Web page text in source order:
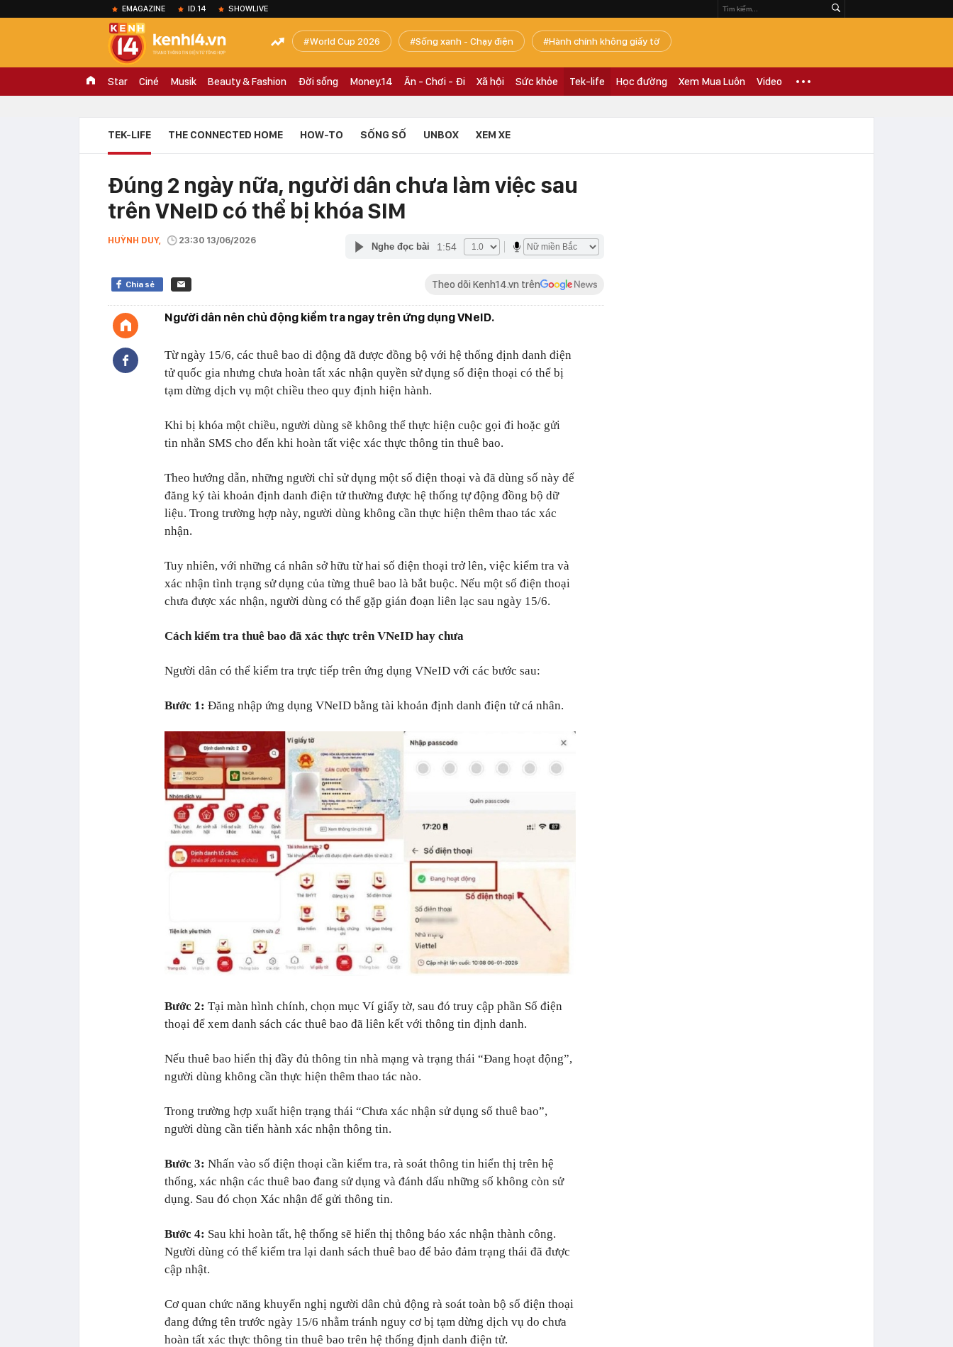
EMAGAZINE ID.14 SHOWLIVE
World Cup 2026 Sống xanh - Chạy điện Hành chính không giấy tờ
Star Ciné Musik Beauty & Fashion Đời sống Money.14 Ăn - Chơi - Đi Xã hội Sức khỏe Tek-life Học đường Xem Mua Luôn Video
TEK-LIFE THE CONNECTED HOME HOW-TO SỐNG SỐ UNBOX XEM XE
Đúng 2 ngày nữa, người dân chưa làm việc sau
trên VNeID có thể bị khóa SIM
HUỲNH DUY, 23:30 13/06/2026
Nghe đọc bài 1:54
Chia sẻ Theo dõi Kenh14.vn trên
Người dân nên chủ động kiểm tra ngay trên ứng dụng VNeID.
Từ ngày 15/6, các thuê bao di động đã được đồng bộ với hệ thống định danh điện
tử quốc gia nhưng chưa hoàn tất xác nhận quyền sử dụng số điện thoại có thể bị
tạm dừng dịch vụ một chiều theo quy định hiện hành.
Khi bị khóa một chiều, người dùng sẽ không thể thực hiện cuộc gọi đi hoặc gửi
tin nhắn SMS cho đến khi hoàn tất việc xác thực thông tin thuê bao.
Theo hướng dẫn, những người chỉ sử dụng một số điện thoại và đã dùng số này để
đăng ký tài khoản định danh điện tử thường được hệ thống tự động đồng bộ dữ
liệu. Trong trường hợp này, người dùng không cần thực hiện thêm thao tác xác
nhận.
Tuy nhiên, với những cá nhân sở hữu từ hai số điện thoại trở lên, việc kiểm tra và
xác nhận tình trạng sử dụng của từng thuê bao là bắt buộc. Nếu một số điện thoại
chưa được xác nhận, người dùng có thể gặp gián đoạn liên lạc sau ngày 15/6.
Cách kiểm tra thuê bao đã xác thực trên VNeID hay chưa
Người dân có thể kiểm tra trực tiếp trên ứng dụng VNeID với các bước sau:
Bước 1: Đăng nhập ứng dụng VNeID bằng tài khoản định danh điện tử cá nhân.
Bước 2: Tại màn hình chính, chọn mục Ví giấy tờ, sau đó truy cập phần Số điện
thoại để xem danh sách các thuê bao đã liên kết với thông tin định danh.
Nếu thuê bao hiển thị đầy đủ thông tin nhà mạng và trạng thái “Đang hoạt động”,
người dùng không cần thực hiện thêm thao tác nào.
Trong trường hợp xuất hiện trạng thái “Chưa xác nhận sử dụng số thuê bao”,
người dùng cần tiến hành xác nhận thông tin.
Bước 3: Nhấn vào số điện thoại cần kiểm tra, rà soát thông tin hiển thị trên hệ
thống, xác nhận các thuê bao đang sử dụng và đánh dấu những số không còn sử
dụng. Sau đó chọn Xác nhận để gửi thông tin.
Bước 4: Sau khi hoàn tất, hệ thống sẽ hiển thị thông báo xác nhận thành công.
Người dùng có thể kiểm tra lại danh sách thuê bao để bảo đảm trạng thái đã được
cập nhật.
Cơ quan chức năng khuyến nghị người dân chủ động rà soát toàn bộ số điện thoại
đang đứng tên trước ngày 15/6 nhằm tránh nguy cơ bị tạm dừng dịch vụ do chưa
hoàn tất xác thực thông tin thuê bao trên hệ thống định danh điện tử.